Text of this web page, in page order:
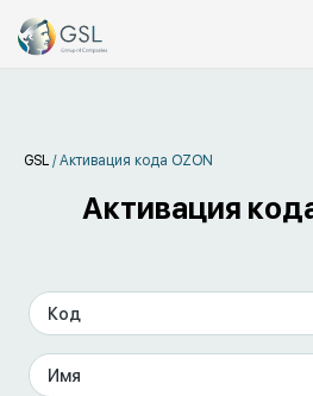
GSL /Активация кода OZON
Активация